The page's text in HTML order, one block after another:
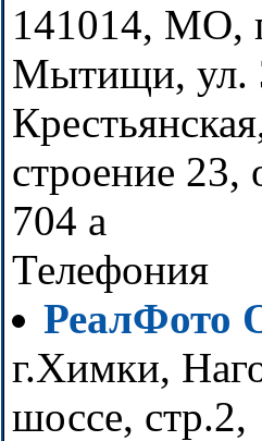
141014, МО,
Мытищи, ул.
строение 23,
704 а
Телефония
РеалФото
г.Химки,
шоссе, стр.2,